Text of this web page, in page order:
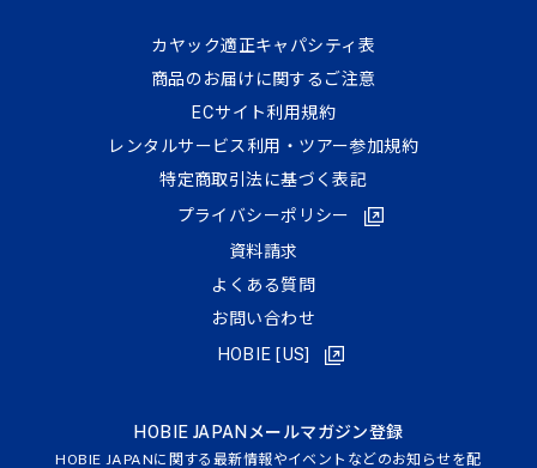
HOBIE JAPANメールマガジン登録
HOBIE JAPANに関する最新情報やイベントなどのお知らせを配
カヤック適正キャパシティ表
商品のお届けに関するご注意
ECサイト利⽤規約
レンタルサービス利用・ツアー参加規約
特定商取引法に基づく表記
プライバシーポリシー
資料請求
よくある質問
お問い合わせ
HOBIE [US]